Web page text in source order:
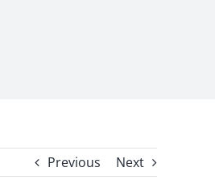
Previous Next